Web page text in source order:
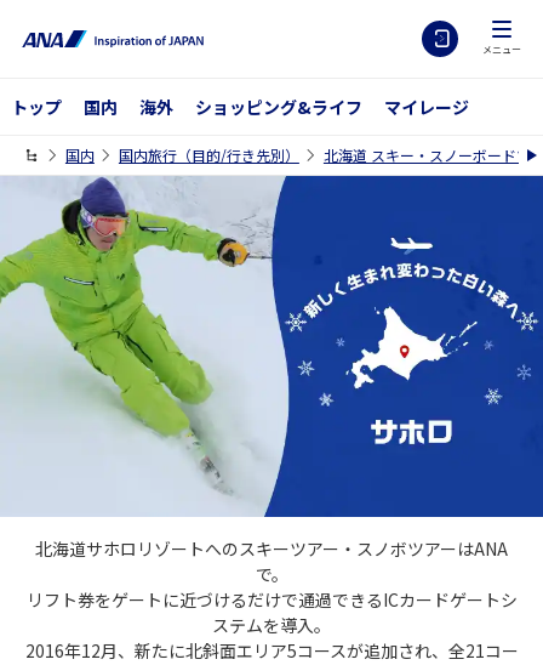
メニュー
トップ 国内 海外 ショッピング&ライフ マイレージ
国内 国内旅行（目的/行き先別） 北海道 スキー・スノーボードツ
北海道サホロリゾートへのスキーツアー・スノボツアーはANA
で。
リフト券をゲートに近づけるだけで通過できるICカードゲートシ
ステムを導入。
2016年12月、新たに北斜面エリア5コースが追加され、全21コー